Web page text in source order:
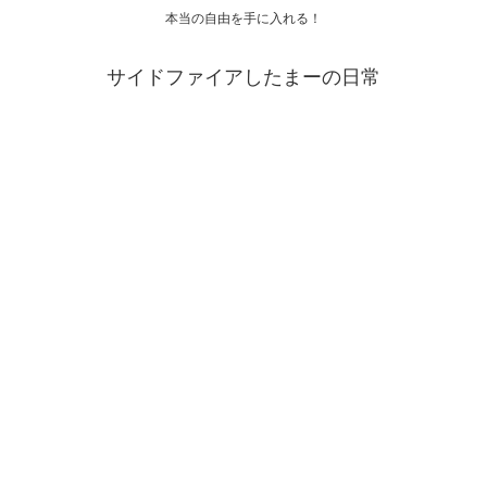
本当の自由を手に入れる！
サイドファイアしたまーの日常